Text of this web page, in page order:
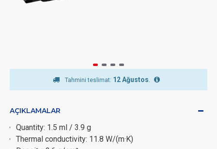
Tahmini teslimat: 12 Ağustos
AÇIKLAMALAR
Quantity: 1.5 ml / 3.9 g
Thermal conductivity: 11.8 W/(m·K)